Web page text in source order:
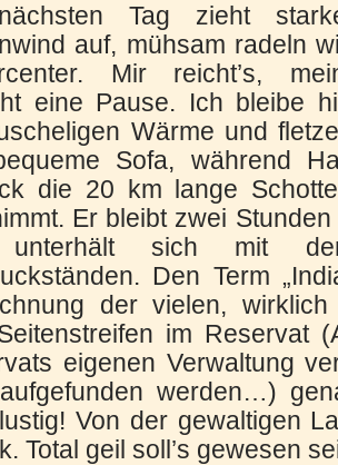
Tag zieht
auf, mühsam radeln
Mir reicht’s,
eine Pause. Ich bleibe
Wärme und
Sofa, während
die 20 km lange
Er bleibt zwei
sich mit
Den Term
der vielen,
im Reservat
eigenen Verwaltung
werden…)
Von der gewaltigen
Total geil soll’s gewesen